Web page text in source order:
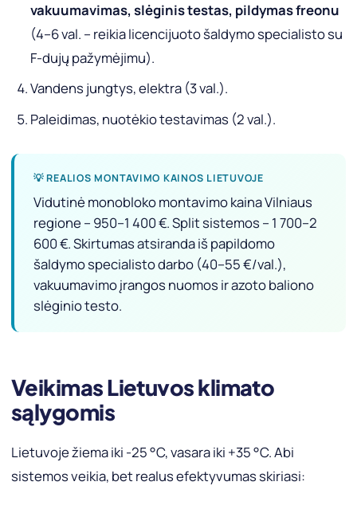
vakuumavimas, slėginis testas, pildymas freonu
(4–6 val. – reikia licencijuoto šaldymo specialisto su
F-dujų pažymėjimu).
Vandens jungtys, elektra (3 val.).
Paleidimas, nuotėkio testavimas (2 val.).
💡 REALIOS MONTAVIMO KAINOS LIETUVOJE
Vidutinė monobloko montavimo kaina Vilniaus
regione – 950–1 400 €. Split sistemos – 1 700–2
600 €. Skirtumas atsiranda iš papildomo
šaldymo specialisto darbo (40–55 €/val.),
vakuumavimo įrangos nuomos ir azoto baliono
slėginio testo.
Veikimas Lietuvos klimato
sąlygomis
Lietuvoje žiema iki -25 °C, vasara iki +35 °C. Abi
sistemos veikia, bet realus efektyvumas skiriasi: